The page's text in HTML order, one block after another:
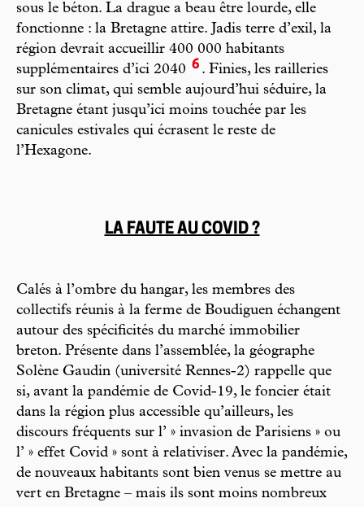
sous le béton. La drague a beau être lourde, elle
fonctionne : la Bretagne attire. Jadis terre d’exil, la
région devrait accueillir 400 000 habitants
supplémentaires d’ici 2040 6 . Finies, les railleries
sur son climat, qui semble aujourd’hui séduire, la
Bretagne étant jusqu’ici moins touchée par les
canicules estivales qui écrasent le reste de
l’Hexagone.
LA FAUTE AU COVID ?
Calés à l’ombre du hangar, les membres des
collectifs réunis à la ferme de Boudiguen échangent
autour des spécificités du marché immobilier
breton. Présente dans l’assemblée, la géographe
Solène Gaudin (université Rennes-2) rappelle que
si, avant la pandémie de Covid-19, le foncier était
dans la région plus accessible qu’ailleurs, les
discours fréquents sur l’ » invasion de Parisiens » ou
l’ » effet Covid » sont à relativiser. Avec la pandémie,
de nouveaux habitants sont bien venus se mettre au
vert en Bretagne – mais ils sont moins nombreux